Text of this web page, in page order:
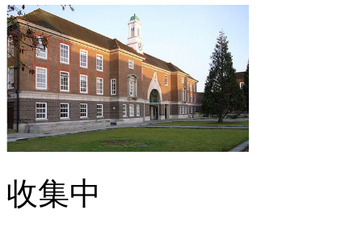
收集中